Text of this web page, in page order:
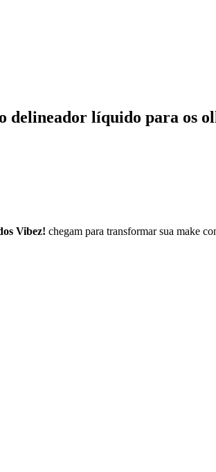
delineador líquido para os
Vibez! chegam para transformar sua make